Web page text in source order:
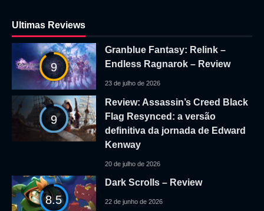
Ultimas Reviews
9
Granblue Fantasy: Relink –
Endless Ragnarok – Review
23 de julho de 2026
9
Review: Assassin’s Creed Black
Flag Resynced: a versão
definitiva da jornada de Edward
Kenway
20 de julho de 2026
8.5
Dark Scrolls – Review
22 de junho de 2026